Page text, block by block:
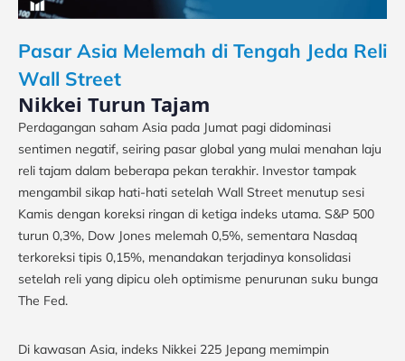
Pasar Asia Melemah di Tengah Jeda Reli
Wall Street
Nikkei Turun Tajam
Perdagangan saham Asia pada Jumat pagi didominasi
sentimen negatif, seiring pasar global yang mulai menahan laju
reli tajam dalam beberapa pekan terakhir. Investor tampak
mengambil sikap hati-hati setelah Wall Street menutup sesi
Kamis dengan koreksi ringan di ketiga indeks utama. S&P 500
turun 0,3%, Dow Jones melemah 0,5%, sementara Nasdaq
terkoreksi tipis 0,15%, menandakan terjadinya konsolidasi
setelah reli yang dipicu oleh optimisme penurunan suku bunga
The Fed.
Di kawasan Asia, indeks Nikkei 225 Jepang memimpin